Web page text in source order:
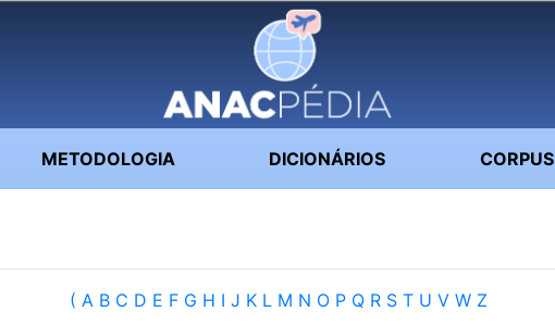
METODOLOGIA DICIONÁRIOS CORPUS
( A B C D E F G H I J K L M N O P Q R S T U V W Z